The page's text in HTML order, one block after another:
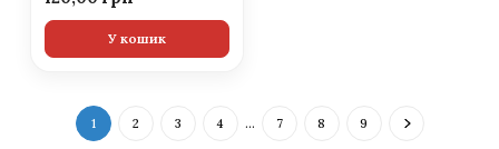
У кошик
1 2 3 4 … 7 8 9